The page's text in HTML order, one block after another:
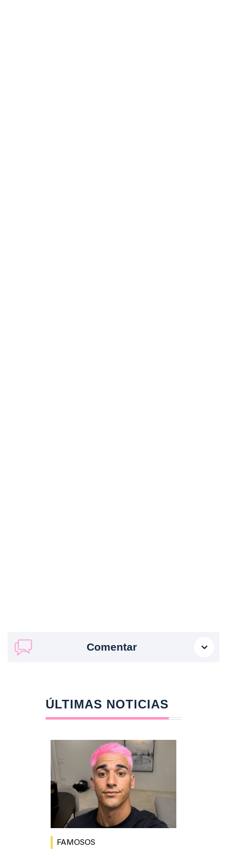
Comentar
ÚLTIMAS NOTICIAS
FAMOSOS